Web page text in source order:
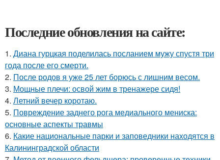
Последние обновления на сайте:
1. Диана гурцкая поделилась посланием мужу спустя три
года после его смерти.
2. После родов я уже 25 лет борюсь с лишним весом.
3. Мощные плечи: освой жим в тренажере сидя!
4. Летний вечер коротаю.
5. Повреждение заднего рога медиального мениска:
основные аспекты травмы
6. Какие национальные парки и заповедники находятся в
Калининградской области